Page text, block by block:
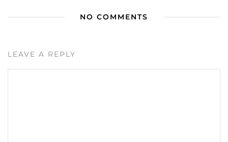
NO COMMENTS
LEAVE A REPLY